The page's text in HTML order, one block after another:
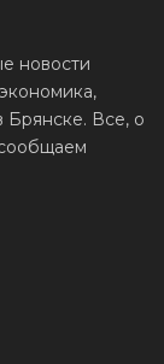
новости
Брянске. Все, о